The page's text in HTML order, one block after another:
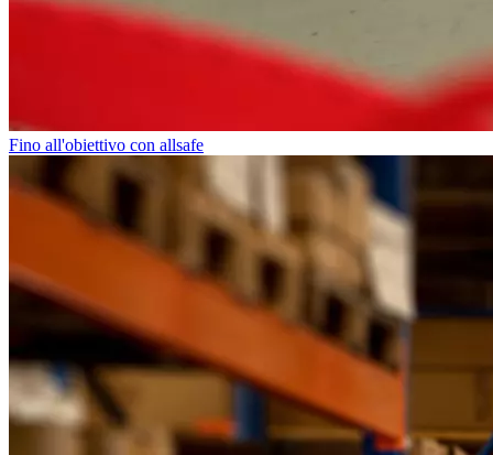
Fino all'obiettivo con allsafe